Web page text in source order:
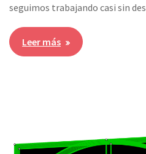
seguimos trabajando casi sin
Leer más